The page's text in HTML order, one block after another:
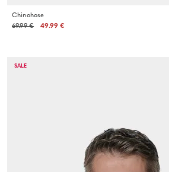
Chinohose
69.99 €
49.99 €
SALE